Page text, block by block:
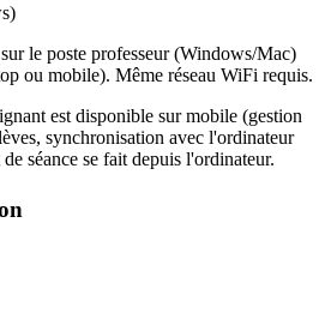
le poste professeur (Windows/Mac)
ou mobile). Même réseau WiFi requis.
est disponible sur mobile (gestion
synchronisation avec l'ordinateur
séance se fait depuis l'ordinateur.